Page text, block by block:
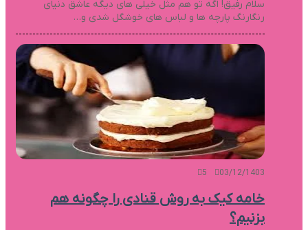
سلام رفیق! اگه تو هم مثل خیلی های دیگه عاشق دنیای
رنگارنگ پارچه ها و لباس های خوشگل شدی و…
03/12/1403
5
خامه کیک به روش قنادی را چگونه هم
بزنیم؟